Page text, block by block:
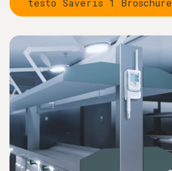
testo Saveris 1 Broschüre